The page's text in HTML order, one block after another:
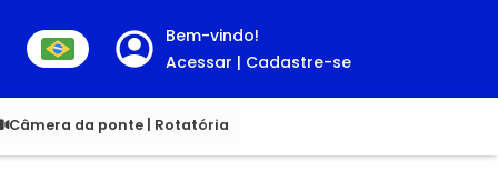
Bem-vindo!
Acessar | Cadastre-se
Câmera da ponte | Rotatória